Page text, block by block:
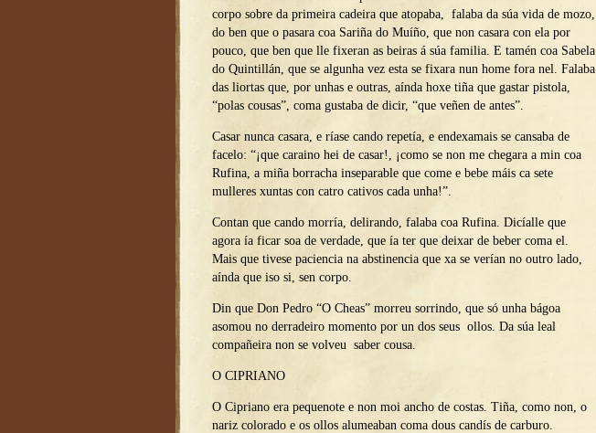
corpo sobre da primeira cadeira que atopaba, falaba da súa vida de mozo,
do ben que o pasara coa Sariña do Muíño, que non casara con ela por
pouco, que ben que lle fixeran as beiras á súa familia. E tamén coa Sabela
do Quintillán, que se algunha vez esta se fixara nun home fora nel. Falaba
das liortas que, por unhas e outras, aínda hoxe tiña que gastar pistola,
“polas cousas”, coma gustaba de dicir, “que veñen de antes”.
Casar nunca casara, e ríase cando repetía, e endexamais se cansaba de
facelo: “¡que caraino hei de casar!, ¡como se non me chegara a min coa
Rufina, a miña borracha inseparable que come e bebe máis ca sete
mulleres xuntas con catro cativos cada unha!”.
Contan que cando morría, delirando, falaba coa Rufina. Dicíalle que
agora ía ficar soa de verdade, que ía ter que deixar de beber coma el.
Mais que tivese paciencia na abstinencia que xa se verían no outro lado,
aínda que iso si, sen corpo.
Din que Don Pedro “O Cheas” morreu sorrindo, que só unha bágoa
asomou no derradeiro momento por un dos seus ollos. Da súa leal
compañeira non se volveu saber cousa.
O CIPRIANO
O Cipriano era pequenote e non moi ancho de costas. Tiña, como non, o
nariz colorado e os ollos alumeaban coma dous candís de carburo.